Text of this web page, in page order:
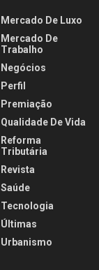
Mercado De Luxo
Mercado De
Trabalho
Negócios
Perfil
Premiação
Qualidade De Vida
Reforma
Tributária
Revista
Saúde
Tecnologia
Últimas
Urbanismo